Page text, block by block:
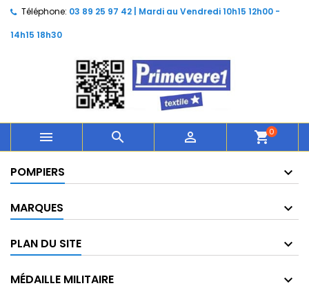
Téléphone: 03 89 25 97 42 | Mardi au Vendredi 10h15 12h00 -
14h15 18h30
   shopping_cart0
POMPIERS
MARQUES
PLAN DU SITE
MÉDAILLE MILITAIRE